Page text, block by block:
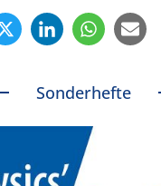
Sonderhefte